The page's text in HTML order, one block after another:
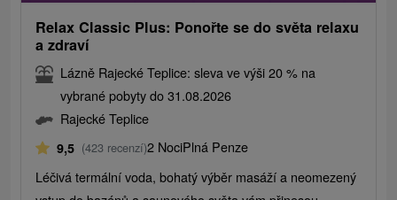
Relax Classic Plus: Ponořte se do světa relaxu
a zdraví
Lázně Rajecké Teplice: sleva ve výši 20 % na
vybrané pobyty do 31.08.2026
Rajecké Teplice
9,5 (423 recenzí)2 NociPlná Penze
Léčivá termální voda, bohatý výběr masáží a neomezený